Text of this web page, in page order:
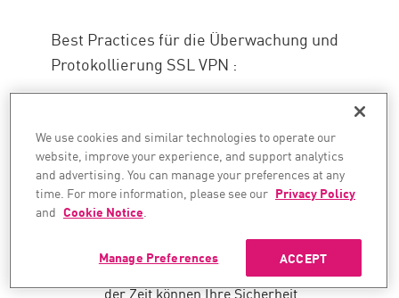
Best Practices für die Überwachung und
Protokollierung SSL VPN :
Benutzeranmeldungen,
Zugriffsversuche und
Datenübertragungen verfolgen und
zentralisieren.
Überprüfen Sie regelmäßig auf
Konfigurationsabweichungen:
Konfigurationsänderungen im Laufe
der Zeit können Ihre Sicherheit
We use cookies and similar technologies to operate our
website, improve your experience, and support analytics
and advertising. You can manage your preferences at any
time. For more information, please see our Privacy Policy
and Cookie Notice.
ACCEPT
Manage Preferences